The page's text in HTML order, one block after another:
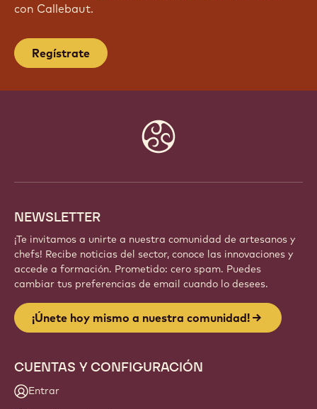
con Callebaut.
Regístrate
NEWSLETTER
¡Te invitamos a unirte a nuestra comunidad de artesanos y
chefs! Recibe noticias del sector, conoce las innovaciones y
accede a formación. Prometido: cero spam. Puedes
cambiar tus preferencias de email cuando lo desees.
¡Únete hoy mismo a nuestra comunidad!
CUENTAS Y CONFIGURACIÓN
Entrar